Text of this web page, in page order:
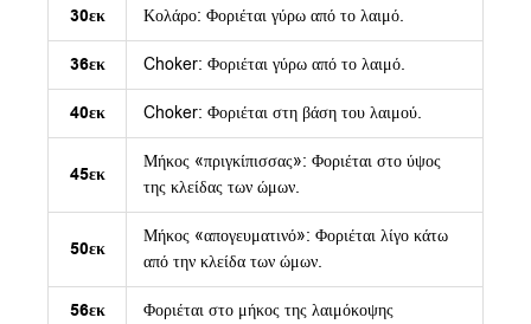
30εκ Κολάρο: Φοριέται γύρω από το λαιμό.
36εκ Choker: Φοριέται γύρω από το λαιμό.
40εκ Choker: Φοριέται στη βάση του λαιμού.
45εκ
Μήκος «πριγκίπισσας»: Φοριέται στο ύψος
της κλείδας των ώμων.
50εκ
Μήκος «απογευματινό»: Φοριέται λίγο κάτω
από την κλείδα των ώμων.
56εκ Φοριέται στο μήκος της λαιμόκοψης